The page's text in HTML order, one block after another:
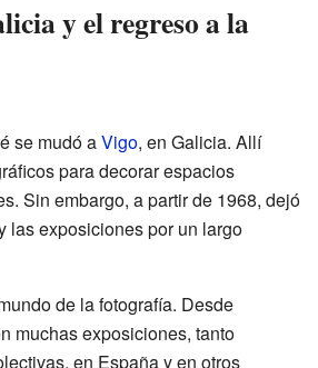
y el regreso a la
se mudó aVigo, en Galicia. Allí
para decorar espacios
Sin embargo, a partir de 1968, dejó
las exposiciones por un largo
de la fotografía. Desde
muchas exposiciones, tanto
en España y en otros